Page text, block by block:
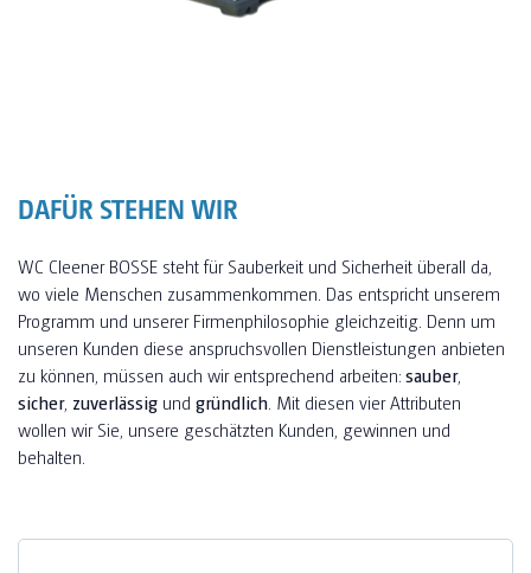
DAFÜR STEHEN WIR
WC Cleener BOSSE steht für Sauberkeit und Sicherheit überall da,
wo viele Menschen zusammenkommen. Das entspricht unserem
Programm und unserer Firmenphilosophie gleichzeitig. Denn um
unseren Kunden diese anspruchsvollen Dienstleistungen anbieten
zu können, müssen auch wir entsprechend arbeiten:sauber,
sicher, zuverlässig und gründlich . Mit diesen vier Attributen
wollen wir Sie, unsere geschätzten Kunden, gewinnen und
behalten.